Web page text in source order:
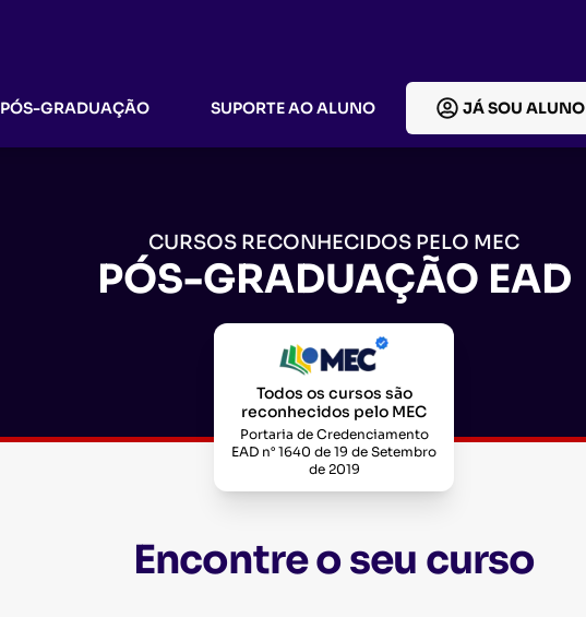
PÓS-GRADUAÇÃO SUPORTE AO ALUNO JÁ SOU ALUNO
CURSOS RECONHECIDOS PELO MEC
PÓS-GRADUAÇÃO EAD
Todos os cursos são
reconhecidos pelo MEC
Portaria de Credenciamento
EAD n° 1640 de 19 de Setembro
de 2019
Encontre o seu curso